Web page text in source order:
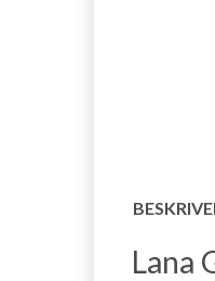
Lana